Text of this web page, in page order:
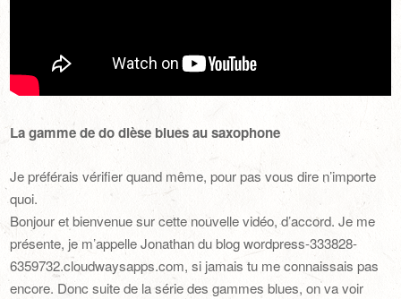
La gamme de do dièse blues au saxophone
Je préférais vérifier quand même, pour pas vous dire n’importe
quoi.
Bonjour et bienvenue sur cette nouvelle vidéo, d’accord. Je me
présente, je m’appelle Jonathan du blog wordpress-333828-
6359732.cloudwaysapps.com, si jamais tu me connaissais pas
encore. Donc suite de la série des gammes blues, on va voir